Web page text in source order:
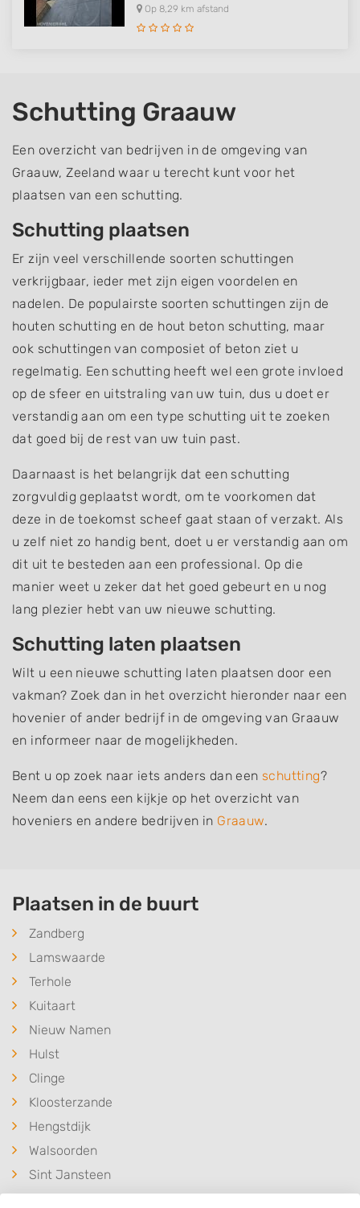
Op 8,29 km afstand
Schutting Graauw
Een overzicht van bedrijven in de omgeving van
Graauw, Zeeland waar u terecht kunt voor het
plaatsen van een schutting.
Schutting plaatsen
Er zijn veel verschillende soorten schuttingen
verkrijgbaar, ieder met zijn eigen voordelen en
nadelen. De populairste soorten schuttingen zijn de
houten schutting en de hout beton schutting, maar
ook schuttingen van composiet of beton ziet u
regelmatig. Een schutting heeft wel een grote invloed
op de sfeer en uitstraling van uw tuin, dus u doet er
verstandig aan om een type schutting uit te zoeken
dat goed bij de rest van uw tuin past.
Daarnaast is het belangrijk dat een schutting
zorgvuldig geplaatst wordt, om te voorkomen dat
deze in de toekomst scheef gaat staan of verzakt. Als
u zelf niet zo handig bent, doet u er verstandig aan om
dit uit te besteden aan een professional. Op die
manier weet u zeker dat het goed gebeurt en u nog
lang plezier hebt van uw nieuwe schutting.
Schutting laten plaatsen
Wilt u een nieuwe schutting laten plaatsen door een
vakman? Zoek dan in het overzicht hieronder naar een
hovenier of ander bedrijf in de omgeving van Graauw
en informeer naar de mogelijkheden.
Bent u op zoek naar iets anders dan een schutting?
Neem dan eens een kijkje op het overzicht van
hoveniers en andere bedrijven in Graauw.
Plaatsen in de buurt
Zandberg
Lamswaarde
Terhole
Kuitaart
Nieuw Namen
Hulst
Clinge
Kloosterzande
Hengstdijk
Walsoorden
Sint Jansteen
Vogelwaarde